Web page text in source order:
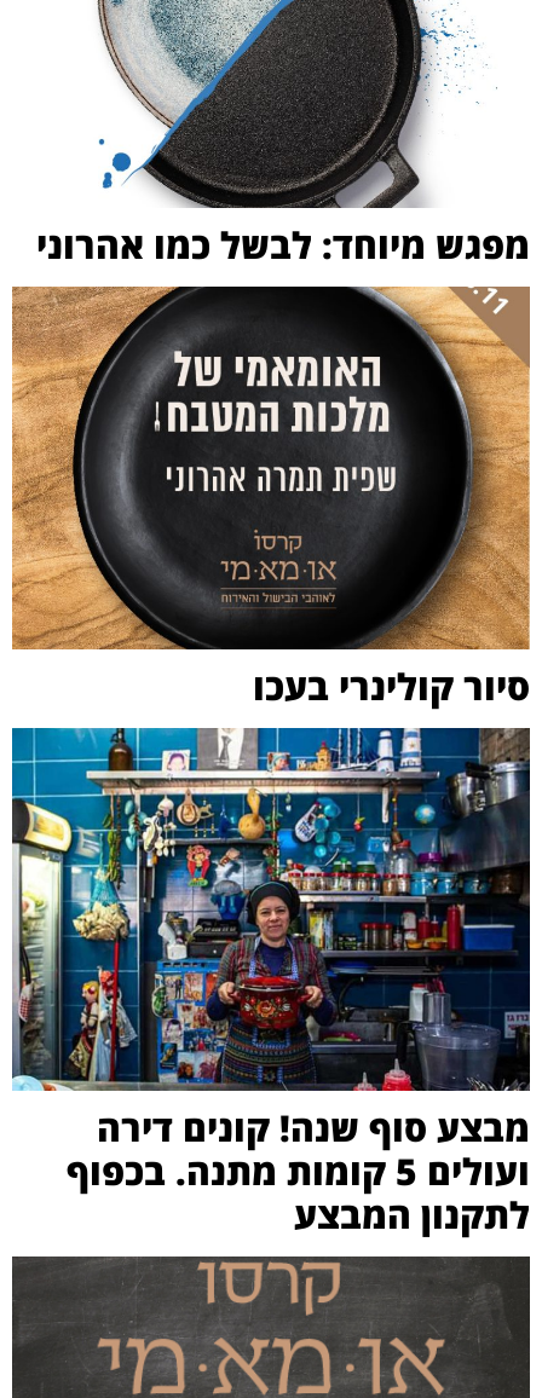
מפגש מיוחד: לבשל כמו אהרוני
סיור קולינרי בעכו
מבצע סוף שנה! קונים דירה
ועולים 5 קומות מתנה. בכפוף
לתקנון המבצע